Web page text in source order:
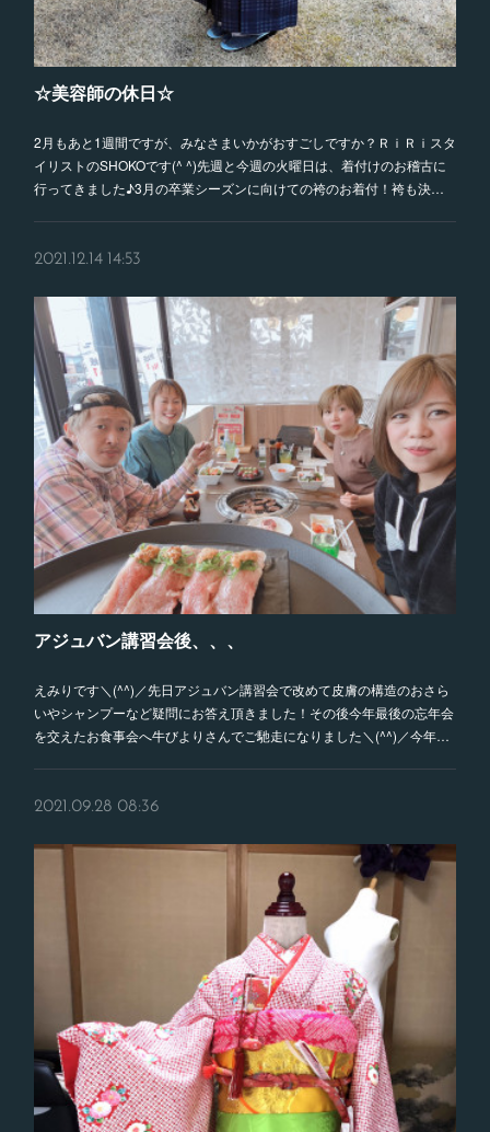
☆美容師の休日☆
2月もあと1週間ですが、みなさまいかがおすごしですか？ＲｉＲｉスタ
イリストのSHOKOです(^ ^)先週と今週の火曜日は、着付けのお稽古に
行ってきました♪3月の卒業シーズンに向けての袴のお着付！袴も決…
2021.12.14 14:53
アジュバン講習会後、、、
えみりです＼(^^)／先日アジュバン講習会で改めて皮膚の構造のおさら
いやシャンプーなど疑問にお答え頂きました！その後今年最後の忘年会
を交えたお食事会へ牛びよりさんでご馳走になりました＼(^^)／今年…
2021.09.28 08:36